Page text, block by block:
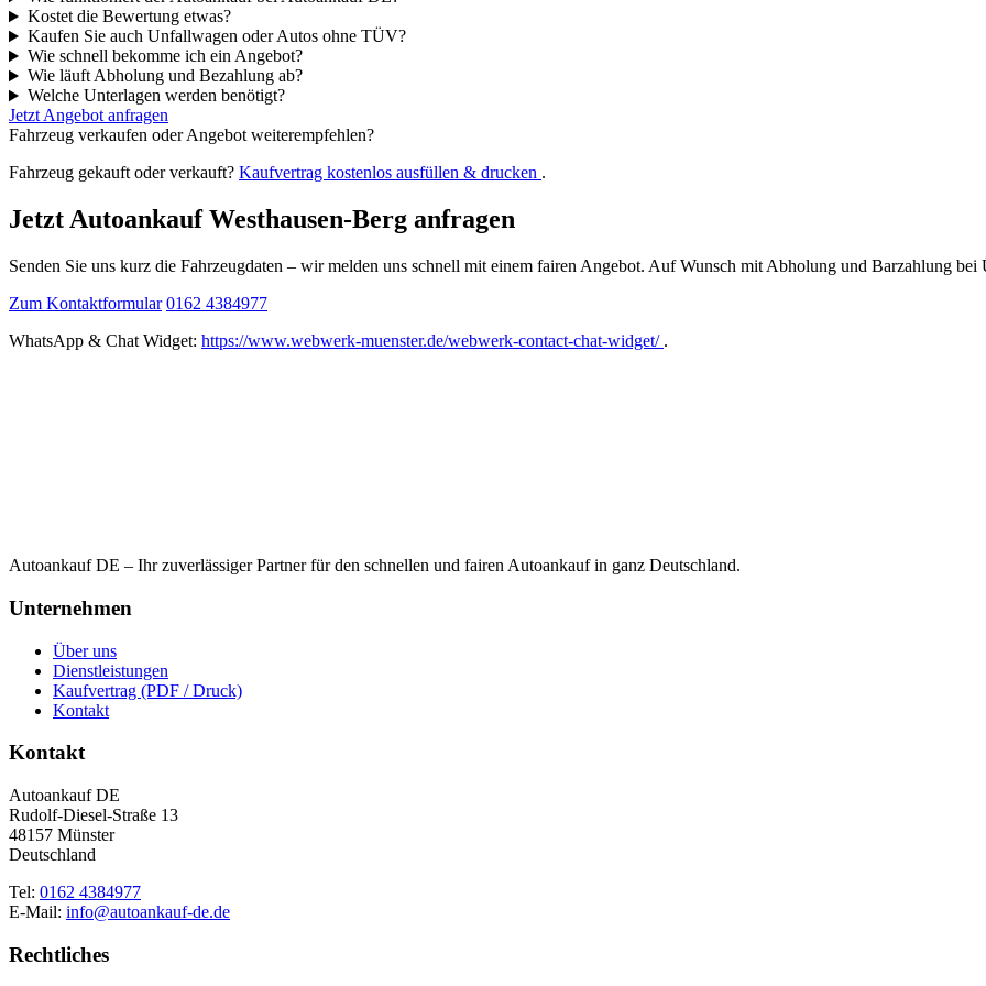
Kostet die Bewertung etwas?
Kaufen Sie auch Unfallwagen oder Autos ohne TÜV?
Wie schnell bekomme ich ein Angebot?
Wie läuft Abholung und Bezahlung ab?
Welche Unterlagen werden benötigt?
Jetzt Angebot anfragen
Fahrzeug verkaufen oder Angebot weiterempfehlen?
Fahrzeug gekauft oder verkauft? Kaufvertrag kostenlos ausfüllen & drucken .
Jetzt Autoankauf Westhausen-Berg anfragen
Senden Sie uns kurz die Fahrzeugdaten – wir melden uns schnell mit einem fairen Angebot. Auf Wunsch mit Abholung und Barzahlung bei
Zum Kontaktformular 0162 4384977
WhatsApp & Chat Widget: https://www.webwerk-muenster.de/webwerk-contact-chat-widget/ .
Autoankauf DE – Ihr zuverlässiger Partner für den schnellen und fairen Autoankauf in ganz Deutschland.
Unternehmen
Über uns
Dienstleistungen
Kaufvertrag (PDF / Druck)
Kontakt
Kontakt
Autoankauf DE
Rudolf-Diesel-Straße 13
48157 Münster
Deutschland
Tel: 0162 4384977
E-Mail: info@autoankauf-de.de
Rechtliches